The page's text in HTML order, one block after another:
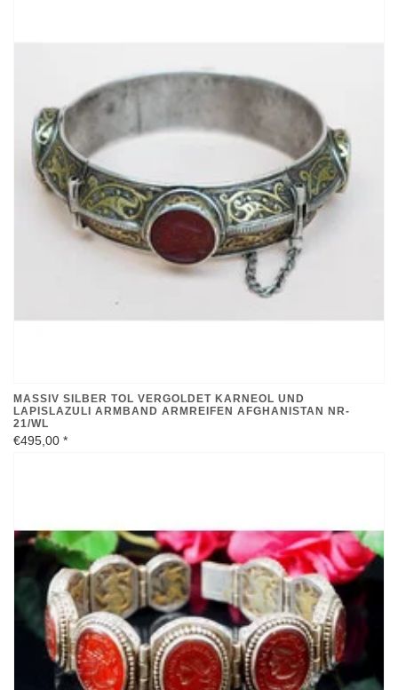
MASSIV SILBER TOL VERGOLDET KARNEOL UND
LAPISLAZULI ARMBAND ARMREIFEN AFGHANISTAN NR-
21/WL
€495,00 *